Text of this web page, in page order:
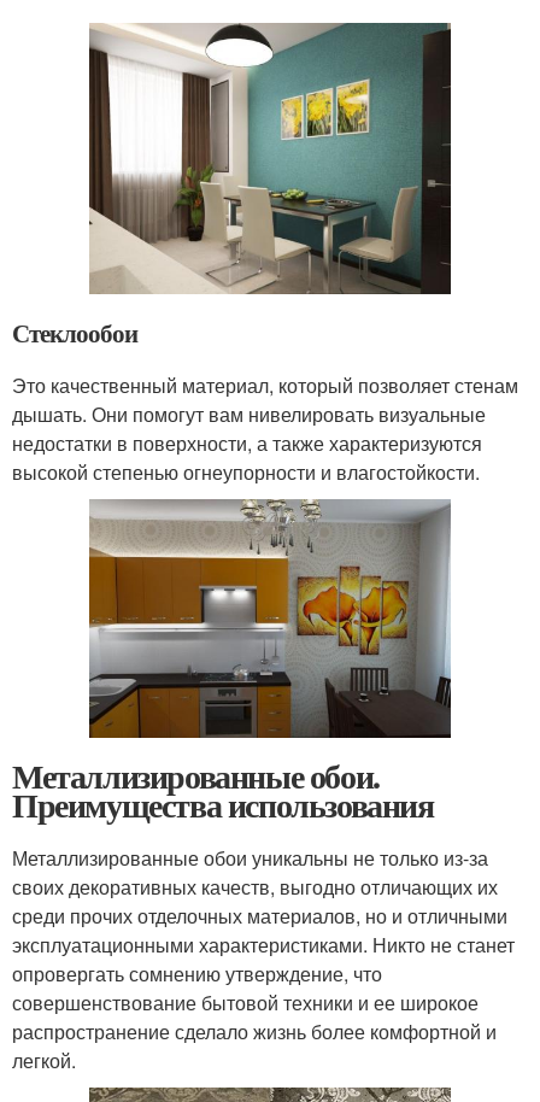
Стеклообои
Это качественный материал, который позволяет стенам
дышать. Они помогут вам нивелировать визуальные
недостатки в поверхности, а также характеризуются
высокой степенью огнеупорности и влагостойкости.
Металлизированные обои.
Преимущества использования
Металлизированные обои уникальны не только из-за
своих декоративных качеств, выгодно отличающих их
среди прочих отделочных материалов, но и отличными
эксплуатационными характеристиками. Никто не станет
опровергать сомнению утверждение, что
совершенствование бытовой техники и ее широкое
распространение сделало жизнь более комфортной и
легкой.